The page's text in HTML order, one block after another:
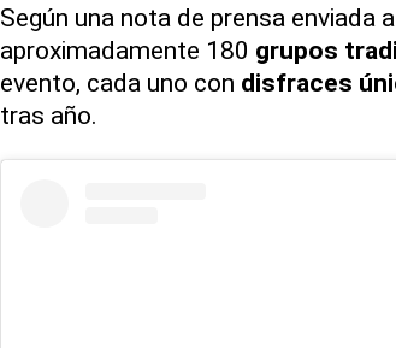
Según una nota de prensa enviada a
aproximadamente 180 grupos
evento, cada uno con disfraces
tras año.